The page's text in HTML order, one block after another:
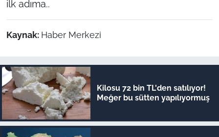
ilk adıma..
Kaynak: Haber Merkezi
Kilosu 72 bin TL'den satılıyor!
Meğer bu sütten yapılıyormuş